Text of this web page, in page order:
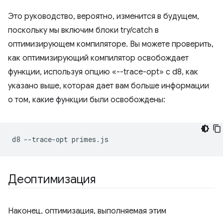
Это руководство, вероятно, изменится в будущем,
поскольку мы включим блоки try/catch в
оптимизирующем компиляторе. Вы можете проверить,
как оптимизирующий компилятор освобождает
функции, используя опцию «--trace-opt» с d8, как
указано выше, которая дает вам больше информации
о том, какие функции были освобождены:
d8 --trace-opt
Деоптимизация
Наконец, оптимизация, выполняемая этим